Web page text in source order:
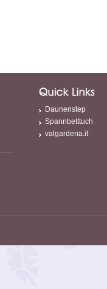
Daunenstep
Spannbetttuch
valgardena.it